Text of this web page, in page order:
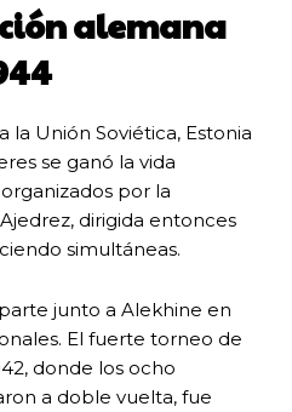
alemana
la Unión Soviética, Estonia
se ganó la vida
por la
dirigida entonces
simultáneas.
junto a Alekhine en
El fuerte torneo de
donde los ocho
a doble vuelta, fue